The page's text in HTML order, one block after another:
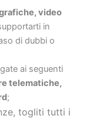
video
in
di dubbi o
ai seguenti
telematiche,
;
togliti tutti i